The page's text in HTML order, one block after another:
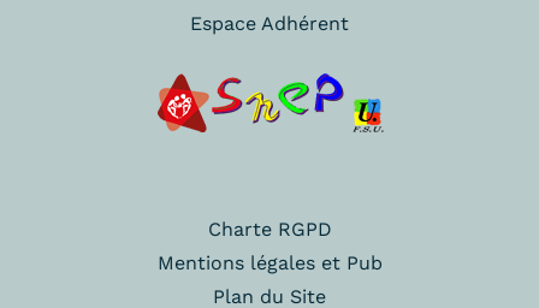
Espace Adhérent
Charte RGPD
Mentions légales et Pub
Plan du Site